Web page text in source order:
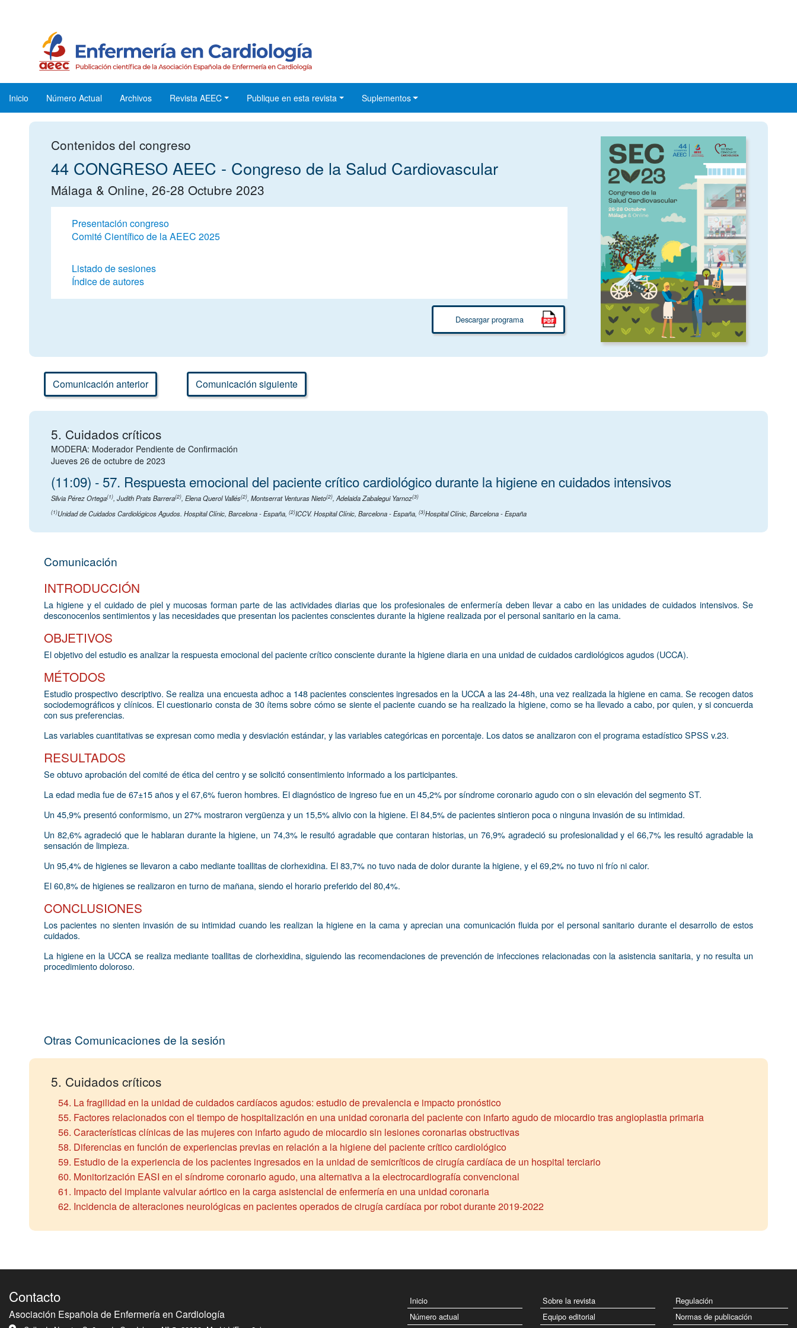
Inicio Número Actual Archivos Revista AEEC Publique en esta revista Suplementos
Contenidos del congreso
44 CONGRESO AEEC - Congreso de la Salud Cardiovascular
Málaga & Online, 26-28 Octubre 2023
Presentación congreso
Comité Científico de la AEEC 2025
Listado de sesiones
Índice de autores
Descargar programa
Comunicación anterior Comunicación siguiente
5. Cuidados críticos
MODERA: Moderador Pendiente de Confirmación
Jueves 26 de octubre de 2023
(11:09) - 57. Respuesta emocional del paciente crítico cardiológico durante la higiene en cuidados intensivos
Silvia Pérez Ortega(1),Judith Prats Barrera(2),Elena Querol Vallés(2),Montserrat Venturas Nieto(2),Adelaida Zabalegui Yarnoz(3)
(1)Unidad de Cuidados Cardiológicos Agudos. Hospital Clínic, Barcelona - España,(2)ICCV. Hospital Clínic, Barcelona - España,(3)Hospital Clínic, Barcelona - España
Comunicación
INTRODUCCIÓN
La higiene y el cuidado de piel y mucosas forman parte de las actividades diarias que los profesionales de enfermería deben llevar a cabo en las unidades de cuidados intensivos. Se
desconocenlos sentimientos y las necesidades que presentan los pacientes conscientes durante la higiene realizada por el personal sanitario en la cama.
OBJETIVOS
El objetivo del estudio es analizar la respuesta emocional del paciente crítico consciente durante la higiene diaria en una unidad de cuidados cardiológicos agudos (UCCA).
MÉTODOS
Estudio prospectivo descriptivo. Se realiza una encuesta adhoc a 148 pacientes conscientes ingresados en la UCCA a las 24-48h, una vez realizada la higiene en cama. Se recogen datos
sociodemográficos y clínicos. El cuestionario consta de 30 ítems sobre cómo se siente el paciente cuando se ha realizado la higiene, como se ha llevado a cabo, por quien, y si concuerda
con sus preferencias.
Las variables cuantitativas se expresan como media y desviación estándar, y las variables categóricas en porcentaje. Los datos se analizaron con el programa estadístico SPSS v.23.
RESULTADOS
Se obtuvo aprobación del comité de ética del centro y se solicitó consentimiento informado a los participantes.
La edad media fue de 67±15 años y el 67,6% fueron hombres. El diagnóstico de ingreso fue en un 45,2% por síndrome coronario agudo con o sin elevación del segmento ST.
Un 45,9% presentó conformismo, un 27% mostraron vergüenza y un 15,5% alivio con la higiene. El 84,5% de pacientes sintieron poca o ninguna invasión de su intimidad.
Un 82,6% agradeció que le hablaran durante la higiene, un 74,3% le resultó agradable que contaran historias, un 76,9% agradeció su profesionalidad y el 66,7% les resultó agradable la
sensación de limpieza.
Un 95,4% de higienes se llevaron a cabo mediante toallitas de clorhexidina. El 83,7% no tuvo nada de dolor durante la higiene, y el 69,2% no tuvo ni frío ni calor.
El 60,8% de higienes se realizaron en turno de mañana, siendo el horario preferido del 80,4%.
CONCLUSIONES
Los pacientes no sienten invasión de su intimidad cuando les realizan la higiene en la cama y aprecian una comunicación fluida por el personal sanitario durante el desarrollo de estos
cuidados.
La higiene en la UCCA se realiza mediante toallitas de clorhexidina, siguiendo las recomendaciones de prevención de infecciones relacionadas con la asistencia sanitaria, y no resulta un
procedimiento doloroso.
Otras Comunicaciones de la sesión
5. Cuidados críticos
54. La fragilidad en la unidad de cuidados cardíacos agudos: estudio de prevalencia e impacto pronóstico
55. Factores relacionados con el tiempo de hospitalización en una unidad coronaria del paciente con infarto agudo de miocardio tras angioplastia primaria
56. Características clínicas de las mujeres con infarto agudo de miocardio sin lesiones coronarias obstructivas
58. Diferencias en función de experiencias previas en relación a la higiene del paciente crítico cardiológico
59. Estudio de la experiencia de los pacientes ingresados en la unidad de semicríticos de cirugía cardíaca de un hospital terciario
60. Monitorización EASI en el síndrome coronario agudo, una alternativa a la electrocardiografía convencional
61. Impacto del implante valvular aórtico en la carga asistencial de enfermería en una unidad coronaria
62. Incidencia de alteraciones neurológicas en pacientes operados de cirugía cardíaca por robot durante 2019-2022
Contacto
Asociación Española de Enfermería en Cardiología
Inicio
Número actual
Sobre la revista
Equipo editorial
Regulación
Normas de publicación